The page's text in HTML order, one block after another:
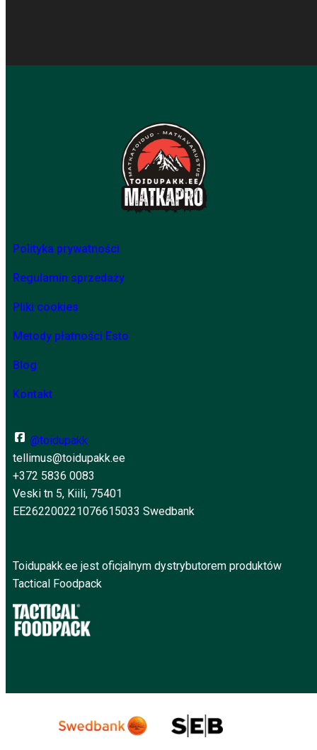
Polityka prywatności
Regulamin sprzedaży
Pliki cookies
Metody płatności Esto
Blog
Kontakt
@toidupakk
tellimus@toidupakk.ee
+372 5836 0083
Veski tn 5, Kiili, 75401
EE262200221076615033 Swedbank
Toidupakk.ee jest oficjalnym dystrybutorem produktów
Tactical Foodpack